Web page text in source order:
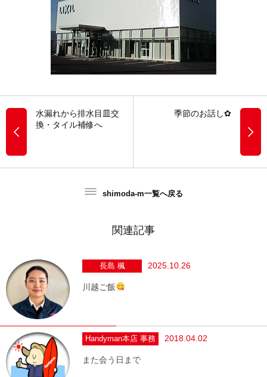
水漏れから排水目皿交
換・タイル補修へ
季節のお話し✿
shimoda-m一覧へ戻る
関連記事
長島 楓 2025.10.26
川越ご飯
Handyman本店 事務 2018.04.02
また会う日まで